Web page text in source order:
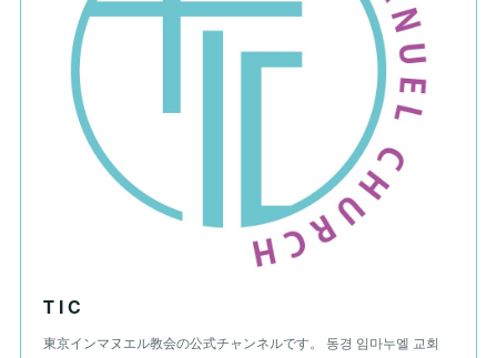
T I C
東京インマヌエル教会の公式チャンネルです。 동경 임마누엘 교회